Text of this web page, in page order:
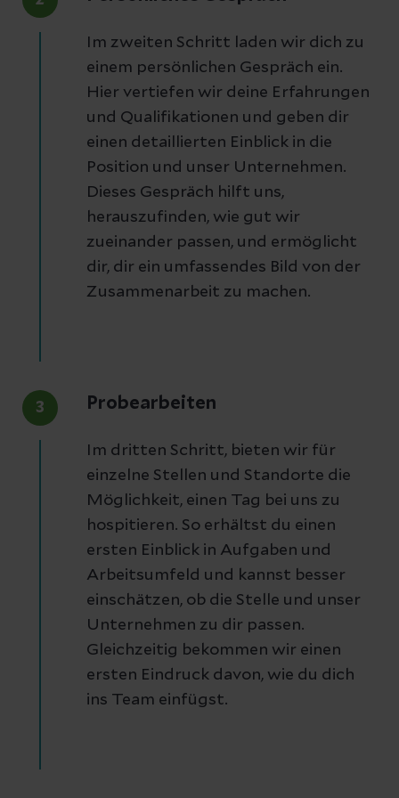
Im zweiten Schritt laden wir dich zu
einem persönlichen Gespräch ein.
Hier vertiefen wir deine Erfahrungen
und Qualifikationen und geben dir
einen detaillierten Einblick in die
Position und unser Unternehmen.
Dieses Gespräch hilft uns,
herauszufinden, wie gut wir
zueinander passen, und ermöglicht
dir, dir ein umfassendes Bild von der
Zusammenarbeit zu machen.
3 Probearbeiten
Im dritten Schritt, bieten wir für
einzelne Stellen und Standorte die
Möglichkeit, einen Tag bei uns zu
hospitieren. So erhältst du einen
ersten Einblick in Aufgaben und
Arbeitsumfeld und kannst besser
einschätzen, ob die Stelle und unser
Unternehmen zu dir passen.
Gleichzeitig bekommen wir einen
ersten Eindruck davon, wie du dich
ins Team einfügst.